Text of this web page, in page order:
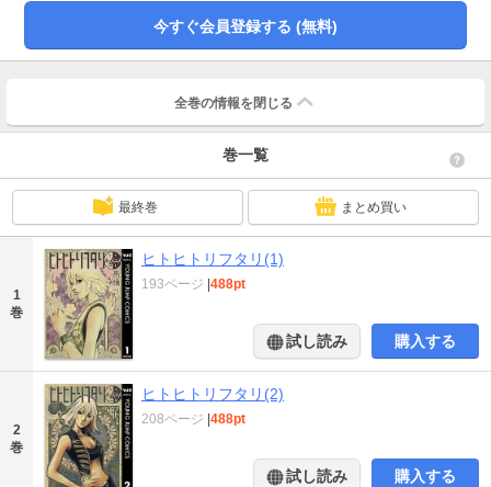
今すぐ会員登録する (無料)
全巻の情報を 閉じる
巻一覧
最終巻 まとめ買い
1
巻
ヒトヒトリフタリ(1)
193ページ 488pt
試し読み 購入する
2
巻
ヒトヒトリフタリ(2)
208ページ 488pt
試し読み 購入する